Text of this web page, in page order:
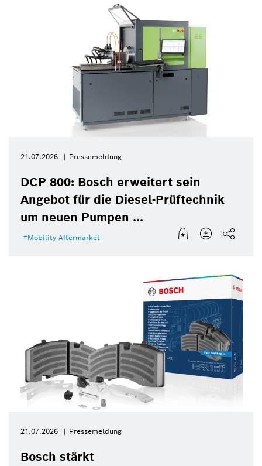
21.07.2026 Pressemeldung
DCP 800: Bosch erweitert sein
Angebot für die Diesel-Prüftechnik
um neuen Pumpen ...
Mobility Aftermarket
21.07.2026 Pressemeldung
Bosch stärkt